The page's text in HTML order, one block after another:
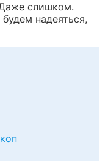
слишком.
надеяться,